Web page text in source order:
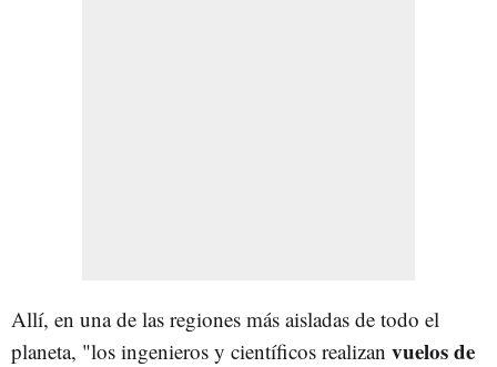
Allí, en una de las regiones más aisladas de todo el
planeta, "los ingenieros y científicos realizan vuelos de